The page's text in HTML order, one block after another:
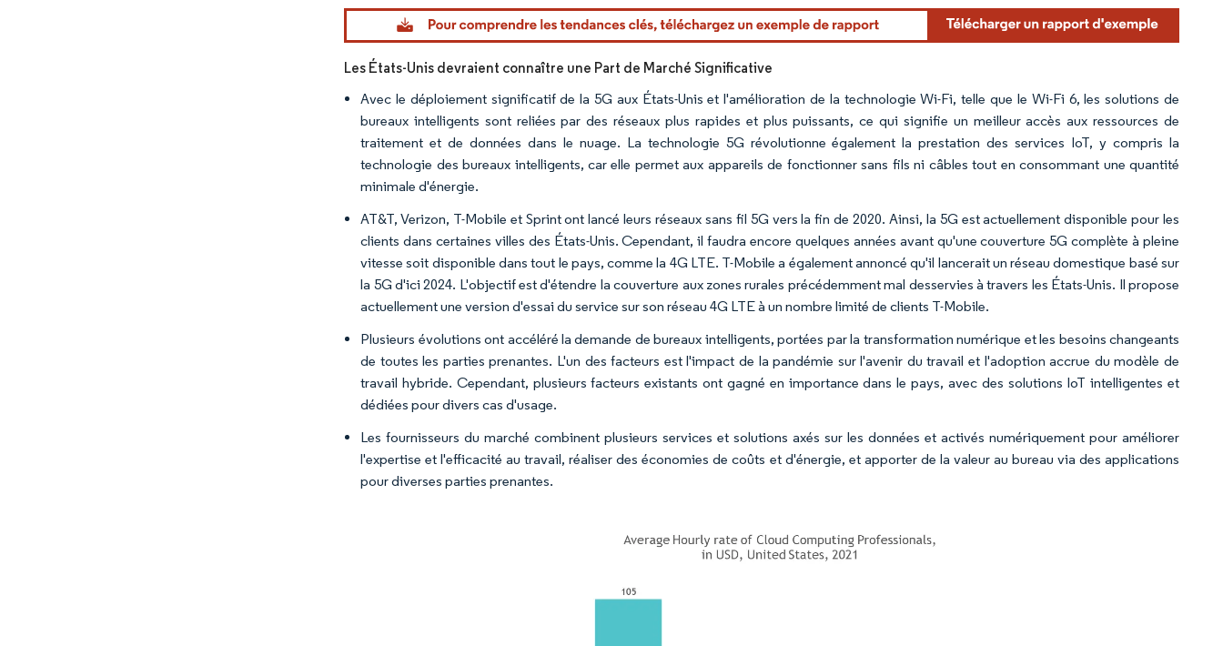
Image © Mordor Intelligence. La réutilisation nécessite une attribution sous CC BY 4.0.
Les États-Unis devraient connaître une Part de Marché Significative
Avec le déploiement significatif de la 5G aux États-Unis et l'amélioration de la technologie Wi-Fi, telle que le Wi-Fi 6, les solutions de
bureaux intelligents sont reliées par des réseaux plus rapides et plus puissants, ce qui signifie un meilleur accès aux ressources de
traitement et de données dans le nuage. La technologie 5G révolutionne également la prestation des services IoT, y compris la
technologie des bureaux intelligents, car elle permet aux appareils de fonctionner sans fils ni câbles tout en consommant une quantité
minimale d'énergie.
AT&T, Verizon, T-Mobile et Sprint ont lancé leurs réseaux sans fil 5G vers la fin de 2020. Ainsi, la 5G est actuellement disponible pour les
clients dans certaines villes des États-Unis. Cependant, il faudra encore quelques années avant qu'une couverture 5G complète à pleine
vitesse soit disponible dans tout le pays, comme la 4G LTE. T-Mobile a également annoncé qu'il lancerait un réseau domestique basé sur
la 5G d'ici 2024. L'objectif est d'étendre la couverture aux zones rurales précédemment mal desservies à travers les États-Unis. Il propose
actuellement une version d'essai du service sur son réseau 4G LTE à un nombre limité de clients T-Mobile.
Plusieurs évolutions ont accéléré la demande de bureaux intelligents, portées par la transformation numérique et les besoins changeants
de toutes les parties prenantes. L'un des facteurs est l'impact de la pandémie sur l'avenir du travail et l'adoption accrue du modèle de
travail hybride. Cependant, plusieurs facteurs existants ont gagné en importance dans le pays, avec des solutions IoT intelligentes et
dédiées pour divers cas d'usage.
Les fournisseurs du marché combinent plusieurs services et solutions axés sur les données et activés numériquement pour améliorer
l'expertise et l'efficacité au travail, réaliser des économies de coûts et d'énergie, et apporter de la valeur au bureau via des applications
pour diverses parties prenantes.